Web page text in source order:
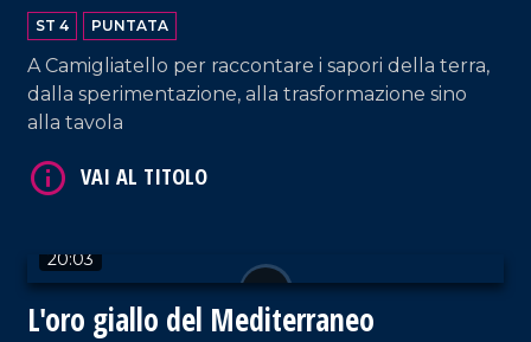
ST 4 PUNTATA
A Camigliatello per raccontare i sapori della terra,
dalla sperimentazione, alla trasformazione sino
alla tavola
20:03
L'oro giallo del Mediterraneo